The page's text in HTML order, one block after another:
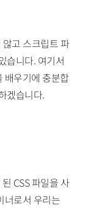
고 스크립트 파
습니다. 여기서
배우기에 충분합
겠습니다.
CSS 파일을 사
너로서 우리는